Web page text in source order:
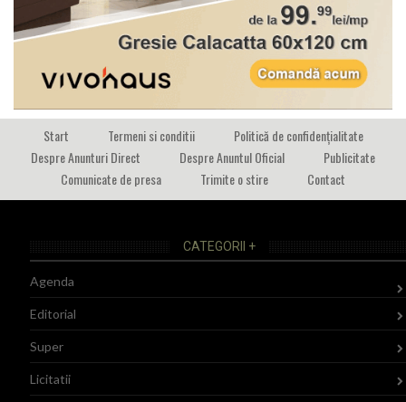
Start Termeni si conditii
Politică de confidențialitate
Despre Anunturi Direct
Despre Anuntul Oficial
Publicitate
Comunicate de presa
Trimite o stire Contact
CATEGORII +
Agenda
Editorial
Super
Licitatii